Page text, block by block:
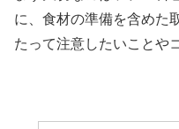
に、食材の準備を含めた
たって注意したいことや